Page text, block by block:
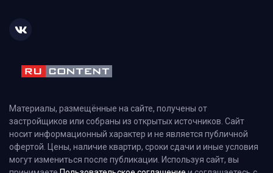
Материалы, размещённые на сайте, получены от
застройщиков или собраны из открытых источников. Сайт
носит информационный характер и не является публичной
офертой. Цены, наличие квартир, сроки сдачи и иные условия
могут измениться после публикации. Используя сайт, вы